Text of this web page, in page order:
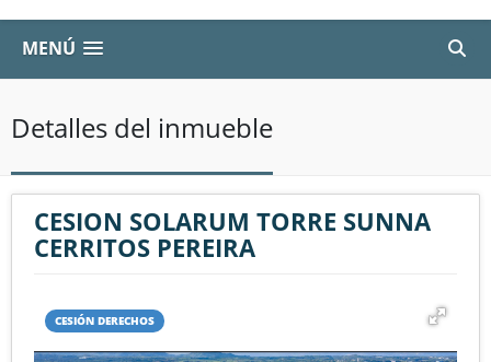
MENÚ
Detalles del inmueble
CESION SOLARUM TORRE SUNNA
CERRITOS PEREIRA
CESIÓN DERECHOS